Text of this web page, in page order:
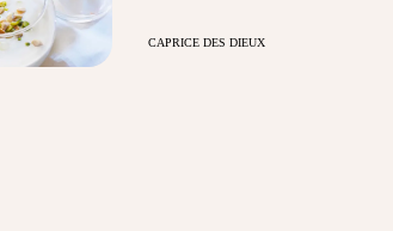
CAPRICE DES DIEUX